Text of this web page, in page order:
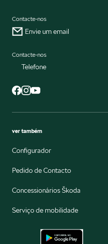
Contacte-nos
Envie um email
Contacte-nos
Telefone
ver também
Configurador
Pedido de Contacto
Concessionários Škoda
Serviço de mobilidade